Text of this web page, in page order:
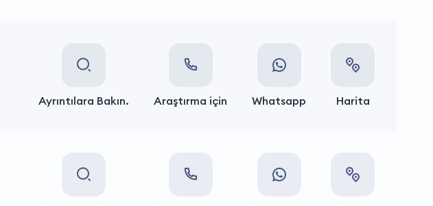
Ayrıntılara Bakın. Araştırma için Whatsapp Harita